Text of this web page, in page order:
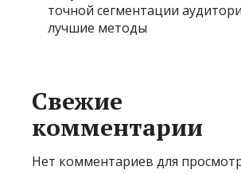
точной сегментации
лучшие методы
Свежие
комментарии
Нет комментариев для